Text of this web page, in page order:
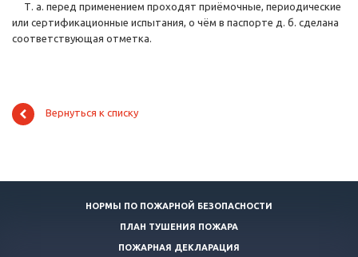
Т. а. перед применением проходят приёмочные, периодические
или сертификационные испытания, о чём в паспорте д. б. сделана
соответствующая отметка.
Вернуться к списку
НОРМЫ ПО ПОЖАРНОЙ БЕЗОПАСНОСТИ
ПЛАН ТУШЕНИЯ ПОЖАРА
ПОЖАРНАЯ ДЕКЛАРАЦИЯ